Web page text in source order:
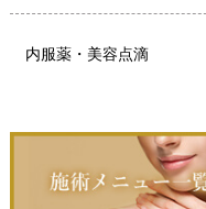
内服薬・美容点滴